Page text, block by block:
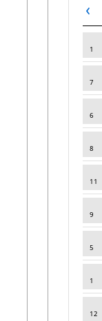
1
7
6
8
11
9
5
1
12